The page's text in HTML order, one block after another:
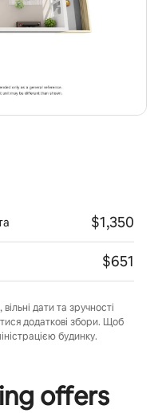
$1,350
$651
дати та зручності
додаткові збори. Щоб
будинку.
offers